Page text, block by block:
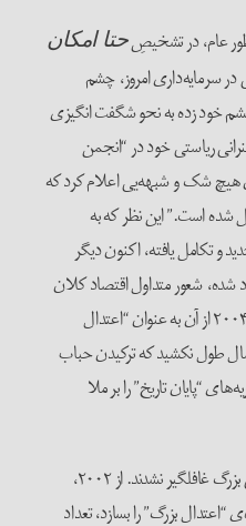
عام، در تشخیصِحتا امکان
سرمایه‌داری امروز، چشم
خود زده به نحو شگفت انگیزی
ریاستی خود در “انجمن
در سال ۲۰۰۳ بدون هیچ شک و شبهه‌یی اعلام کرد که
شده است.” این نظر که به
تکامل یافته، اکنون دیگر
شده، شعور متداول اقتصاد کلان
شده بود—و شخص برنانکه در سال ۲۰۰۴ از آن به عنوان “اعتدال
طول نکشید که ترکیدن حباب
“پایان تاریخ” را بر ملا
طبیعتاً، بودند کسانی که با بحران مالی بزرگ غافلگیر نشدند. از ۲۰۰۲،
“اعتدال بزرگ” را بسازد، تعداد